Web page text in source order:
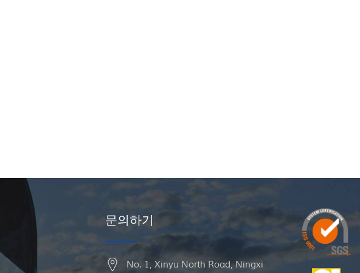
문의하기
No. 1, Xinyu North Road, Ningxi